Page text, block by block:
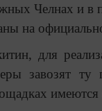
Челнах и в
на
для
завозят ту